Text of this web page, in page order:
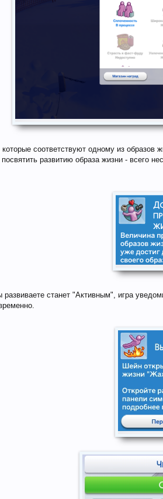
соответствуют одному из образов
развитию образа жизни - всего
развиваете станет "Активным", игра